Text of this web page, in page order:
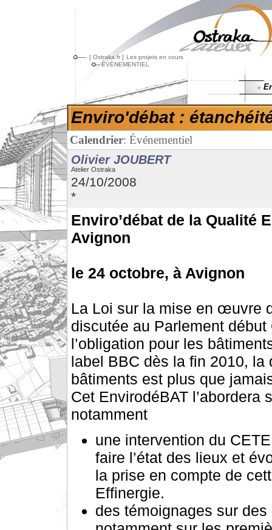
[ Ostraka.fr ] Les projets en cours
ÉVÈNEMENTIEL
»
Enviro'débat :
Calendrier: Événementiel
Olivier JOUBERT
Atelier Ostraka
24/10/2008
*
Enviro’débat de la Qualité
Avignon
le 24 octobre, à Avignon
La Loi sur la mise en œuvre
discutée au Parlement
l’obligation pour les
label BBC dès la fin 2010, la
bâtiments est plus que
Cet EnvirodéBAT
notamment
une intervention du
faire l’état des lieux et
la prise en compte de
Effinergie.
des témoignages sur